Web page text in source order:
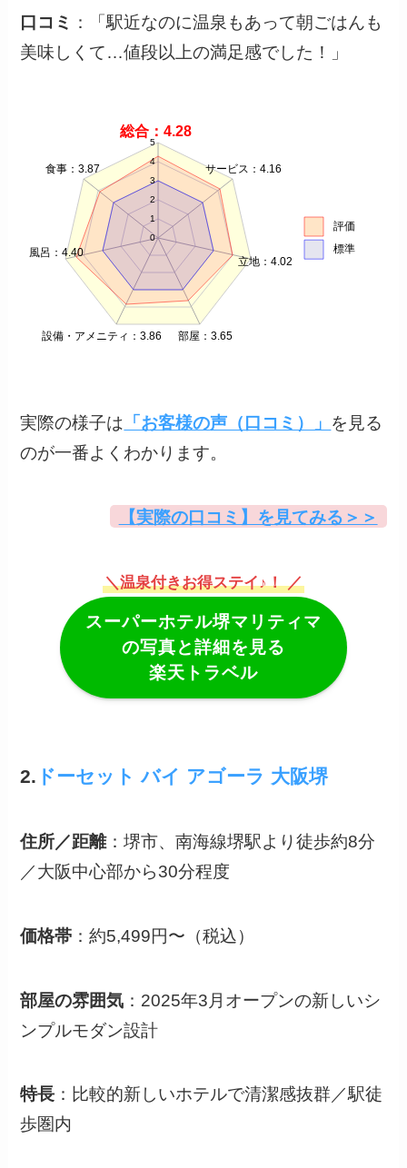
口コミ
：「駅近なのに温泉もあって朝ごはんも
美味しくて…値段以上の満足感でした！」
0
1
2
3
4
5
総合：4.28
サービス：4.16
立地：4.02
部屋：3.65
設備・アメニティ：3.86
風呂：4.40
食事：3.87
評価
標準
実際の様子は 「お客様の声（口コミ）」 を見る
のが一番よくわかります。
【実際の口コミ】を見てみる＞＞
＼温泉付きお得ステイ♪！ ／
スーパーホテル堺マリティマ
の写真と詳細を見る
楽天トラベル
2. ドーセット バイ アゴーラ 大阪堺
住所／距離：堺市、南海線堺駅より徒歩約8分
／大阪中心部から30分程度
価格帯 ：約5,499円〜（税込）
部屋の雰囲気 ：2025年3月オープンの新しいシ
ンプルモダン設計
特長 ：比較的新しいホテルで清潔感抜群／駅徒
歩圏内